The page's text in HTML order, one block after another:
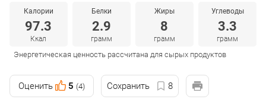
Калории
97.3
Ккал
Белки
2.9
грамм
Жиры
8
грамм
Углеводы
3.3
грамм
Энергетическая ценность рассчитана для сырых продуктов
Оценить 5 (4) Сохранить 8